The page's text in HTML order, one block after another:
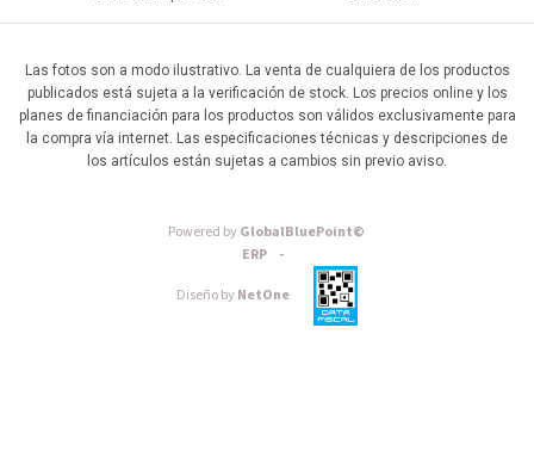
Las fotos son a modo ilustrativo. La venta de cualquiera de los productos
publicados está sujeta a la verificación de stock. Los precios online y los
planes de financiación para los productos son válidos exclusivamente para
la compra vía internet. Las especificaciones técnicas y descripciones de
los artículos están sujetas a cambios sin previo aviso.
Powered byGlobalBluePoint©
ERP -
Diseño byNetOne